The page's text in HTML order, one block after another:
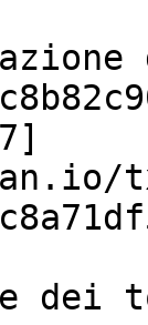
tx/
dei